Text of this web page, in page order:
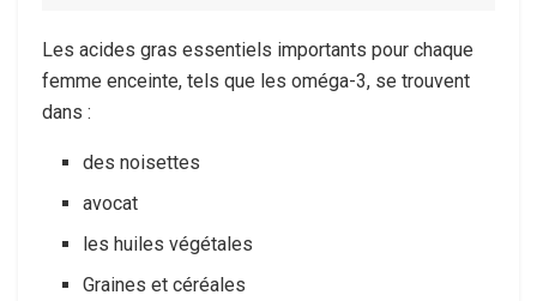
Les acides gras essentiels importants pour chaque
femme enceinte, tels que les oméga-3, se trouvent
dans :
des noisettes
avocat
les huiles végétales
Graines et céréales